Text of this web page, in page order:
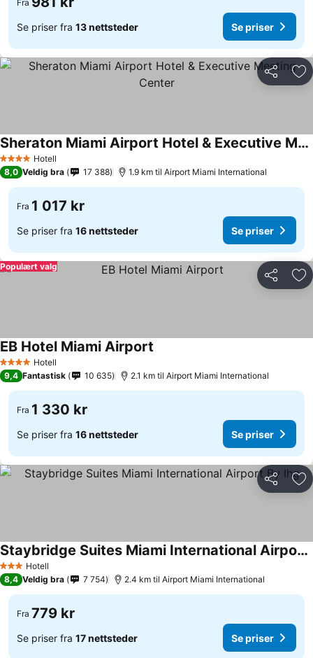
Fra
Se priser fra 13 nettsteder Se priser
Del
4 StjernerHotell
Sheraton Miami Airport Hotel & Executive Meeting Center
8,0 Veldig bra 17 388 1.9 km til Airport Miami International
Fra 1 017 kr
Se priser fra 16 nettsteder Se priser
Del
Populært valg
4 StjernerHotell
EB Hotel Miami Airport
9,4 Fantastisk 10 635 2.1 km til Airport Miami International
Fra 1 330 kr
Se priser fra 16 nettsteder Se priser
Del
3 StjernerHotell
Staybridge Suites Miami International Airport By Ihg
8,4 Veldig bra 7 754 2.4 km til Airport Miami International
Fra 779 kr
Se priser fra 17 nettsteder Se priser